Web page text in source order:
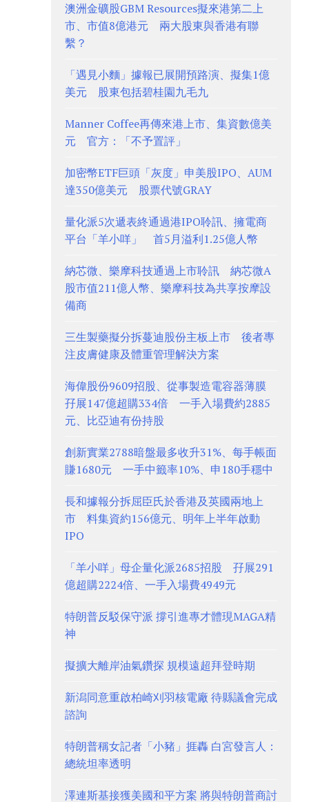
澳洲金礦股GBM Resources擬來港第二上
市、市值8億港元 兩大股東與香港有聯
繫？
「遇見小麵」據報已展開預路演、擬集1億
美元 股東包括碧桂園九毛九
Manner Coffee再傳來港上市、集資數億美
元 官方：「不予置評」
加密幣ETF巨頭「灰度」申美股IPO、AUM
達350億美元 股票代號GRAY
量化派5次遞表終通過港IPO聆訊、擁電商
平台「羊小咩」 首5月溢利1.25億人幣
納芯微、樂摩科技通過上市聆訊 納芯微A
股市值211億人幣、樂摩科技為共享按摩設
備商
三生製藥擬分拆蔓迪股份主板上市 後者專
注皮膚健康及體重管理解決方案
海偉股份9609招股、從事製造電容器薄膜
孖展147億超購334倍 一手入場費約2885
元、比亞迪有份持股
創新實業2788暗盤最多收升31%、每手帳面
賺1680元 一手中籤率10%、申180手穩中
長和據報分拆屈臣氏於香港及英國兩地上
市 料集資約156億元、明年上半年啟動
IPO
「羊小咩」母企量化派2685招股 孖展291
億超購2224倍、一手入場費4949元
特朗普反駁保守派 撐引進專才體現MAGA精
神
擬擴大離岸油氣鑽探 規模遠超拜登時期
新潟同意重啟柏崎刈羽核電廠 待縣議會完成
諮詢
特朗普稱女記者「小豬」捱轟 白宮發言人：
總統坦率透明
澤連斯基接獲美國和平方案 將與特朗普商討